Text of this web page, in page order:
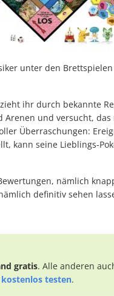
unter den
ihr durch bekannte
Arenen und versucht,
Überraschungen:
kann seine Lieblings-
nämlich
definitiv sehen
gratis. Alle anderen
kostenlos testen.